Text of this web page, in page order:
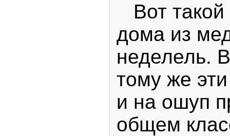
Вот такой
дома из
неделель.
тому же
и на ошуп
общем